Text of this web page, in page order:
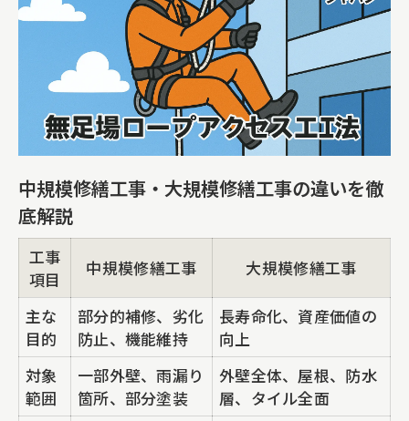
外壁雨漏り・窓回り雨漏り対策の実践知
識
タイル補修や外壁塗装の事例紹介
中規模修繕工事・大規模修繕工事の違いを徹
底解説
工事
項目
中規模修繕工事 大規模修繕工事
主な
目的
部分的補修、劣化
防止、機能維持
長寿命化、資産価値の
向上
対象
範囲
一部外壁、雨漏り
箇所、部分塗装
外壁全体、屋根、防水
層、タイル全面